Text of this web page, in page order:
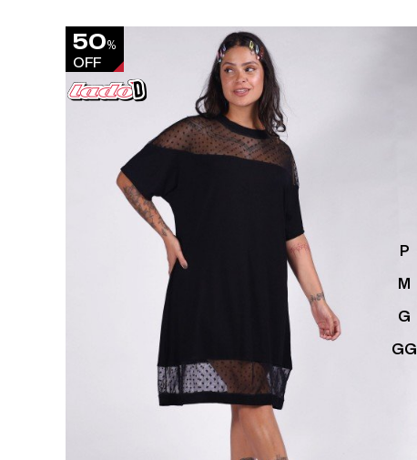
50%
OFF
P
M
G
GG